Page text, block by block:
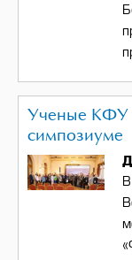
Ученые КФУ
симпозиуме